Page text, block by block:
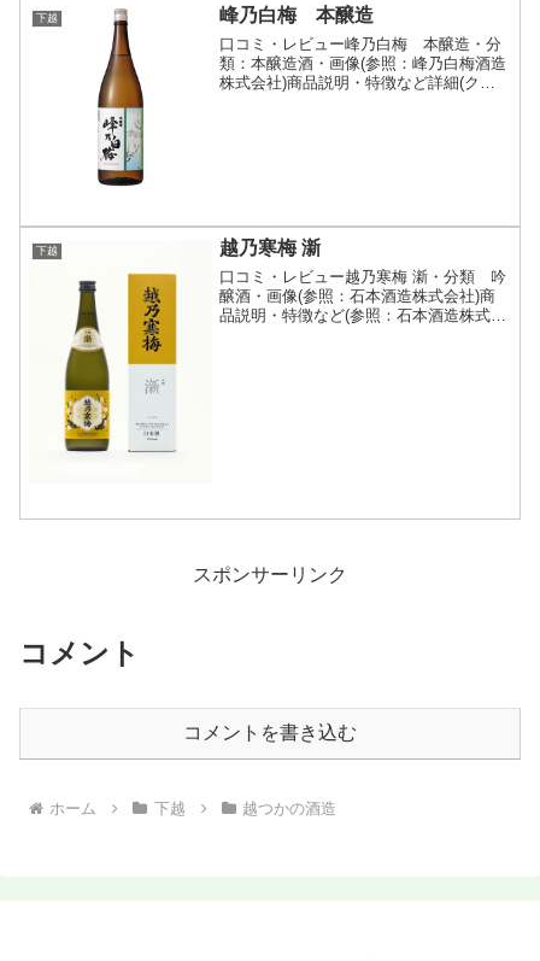
下越 峰乃白梅 本醸造
口コミ・レビュー峰乃白梅 本醸造・分
類：本醸造酒・画像(参照：峰乃白梅酒造
株式会社)商品説明・特徴など詳細(クリ
下越 越乃寒梅 澵
口コミ・レビュー越乃寒梅 澵・分類 吟
醸酒・画像(参照：石本酒造株式会社)商
品説明・特徴など(参照：石本酒造株式会
スポンサーリンク
コメント
コメントを書き込む
ホーム 下越 越つかの酒造